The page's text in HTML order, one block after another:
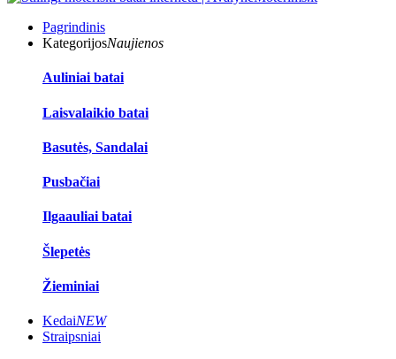
Pagrindinis
KategorijosNaujienos
Auliniai batai
Laisvalaikio batai
Basutės, Sandalai
Pusbačiai
Ilgaauliai batai
Šlepetės
Žieminiai
KedaiNEW
Straipsniai